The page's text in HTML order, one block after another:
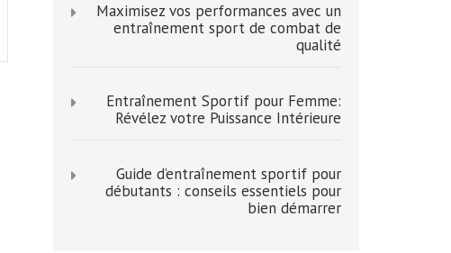
Maximisez vos performances avec un
entraînement sport de combat de
qualité
Entraînement Sportif pour Femme:
Révélez votre Puissance Intérieure
Guide d’entraînement sportif pour
débutants : conseils essentiels pour
bien démarrer